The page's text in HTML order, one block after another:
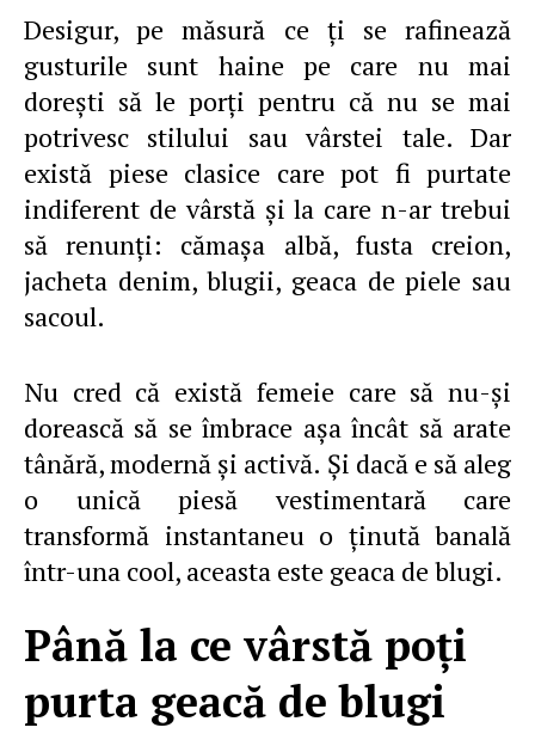
Desigur, pe măsură ce ţi se rafinează
gusturile sunt haine pe care nu mai
doreşti să le porţi pentru că nu se mai
potrivesc stilului sau vârstei tale. Dar
există piese clasice care pot fi purtate
indiferent de vârstă şi la care n-ar trebui
să renunţi: cămaşa albă, fusta creion,
jacheta denim, blugii, geaca de piele sau
sacoul.
Nu cred că există femeie care să nu-şi
dorească să se îmbrace aşa încât să arate
tânără, modernă şi activă. Şi dacă e să aleg
o unică piesă vestimentară care
transformă instantaneu o ţinută banală
într-una cool, aceasta este geaca de blugi.
Până la ce vârstă poţi
purta geacă de blugi